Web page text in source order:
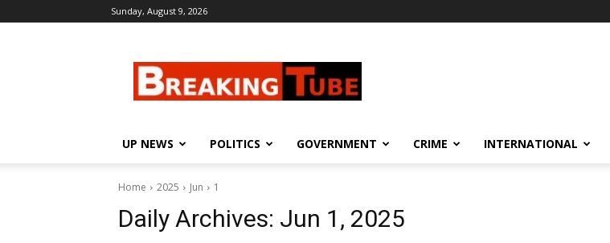
Sunday, August 9, 2026
UP NEWS POLITICS GOVERNMENT CRIME INTERNATIONAL
Home 2025 Jun 1
Daily Archives: Jun 1, 2025